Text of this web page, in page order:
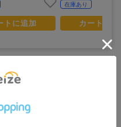
トに追加
在庫あり
カートに
います